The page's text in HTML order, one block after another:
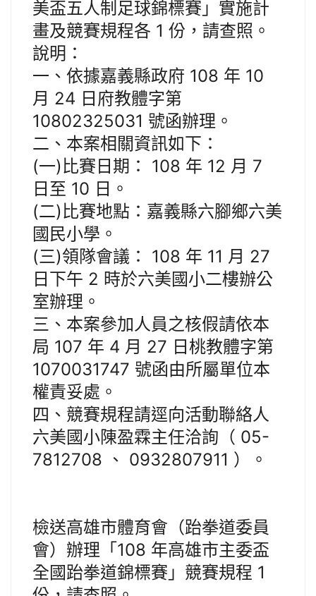
美盃五人制足球錦標賽」實施計
畫及競賽規程各 1 份，請查照。
說明：
一、依據嘉義縣政府 108 年 10
月 24 日府教體字第
10802325031 號函辦理。
二、本案相關資訊如下：
(一)比賽日期： 108 年 12 月 7
日至 10 日。
(二)比賽地點：嘉義縣六腳鄉六美
國民小學。
(三)領隊會議： 108 年 11 月 27
日下午 2 時於六美國小二樓辦公
室辦理。
三、本案參加人員之核假請依本
局 107 年 4 月 27 日桃教體字第
1070031747 號函由所屬單位本
權責妥處。
四、競賽規程請逕向活動聯絡人
六美國小陳盈霖主任洽詢（ 05-
7812708 、 0932807911 ）。
檢送高雄市體育會（跆拳道委員
會）辦理「108 年高雄市主委盃
全國跆拳道錦標賽」競賽規程 1